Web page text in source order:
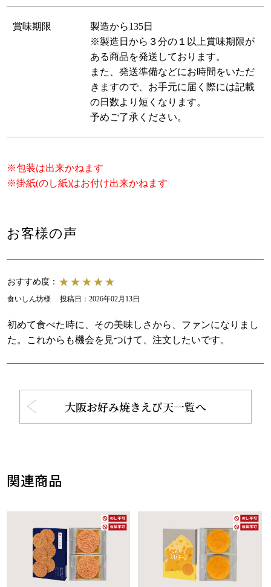
賞味期限
製造から135日
※製造日から３分の１以上賞味期限が
ある商品を発送しております。
また、発送準備などにお時間をいただ
きますので、お手元に届く際には記載
の日数より短くなります。
予めご了承ください。
※包装は出来かねます
※掛紙(のし紙)はお付け出来かねます
お客様の声
おすすめ度：
食いしん坊様 投稿日：2026年02月13日
初めて食べた時に、その美味しさから、ファンになりまし
た。これからも機会を見つけて、注文したいです。
大阪お好み焼きえび天一覧へ
関連商品